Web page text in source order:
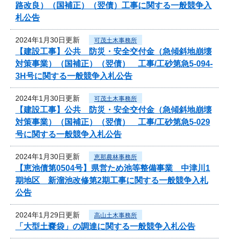
路改良）（国補正）（翌債）工事に関する一般競争入
札公告
2024年1月30日更新 可茂土木事務所
【建設工事】公共 防災・安全交付金（急傾斜地崩壊
対策事業）（国補正）（翌債） 工事/工砂第急5-094-
3H号に関する一般競争入札公告
2024年1月30日更新 可茂土木事務所
【建設工事】公共 防災・安全交付金（急傾斜地崩壊
対策事業）（国補正）（翌債） 工事/工砂第急5-029
号に関する一般競争入札公告
2024年1月30日更新 恵那農林事務所
【恵池債第0504号】県営ため池等整備事業 中津川1
期地区 新溜池改修第2期工事に関する一般競争入札
公告
2024年1月29日更新 高山土木事務所
「大型土嚢袋」の調達に関する一般競争入札公告